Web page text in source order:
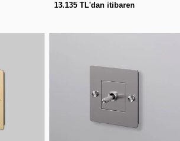
Normal
13.135 TL'dan itibaren